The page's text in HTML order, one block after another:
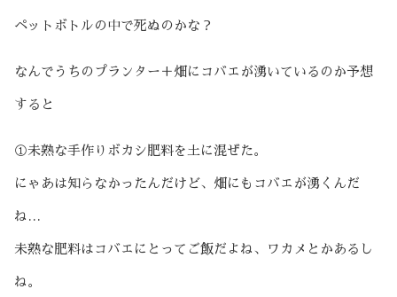
ペットボトルの中で死ぬのかな？
なんでうちのプランター＋畑にコバエが湧いているのか予想
すると
①未熟な手作りボカシ肥料を土に混ぜた。
にゃあは知らなかったんだけど、畑にもコバエが湧くんだ
ね…
未熟な肥料はコバエにとってご飯だよね、ワカメとかあるし
ね。